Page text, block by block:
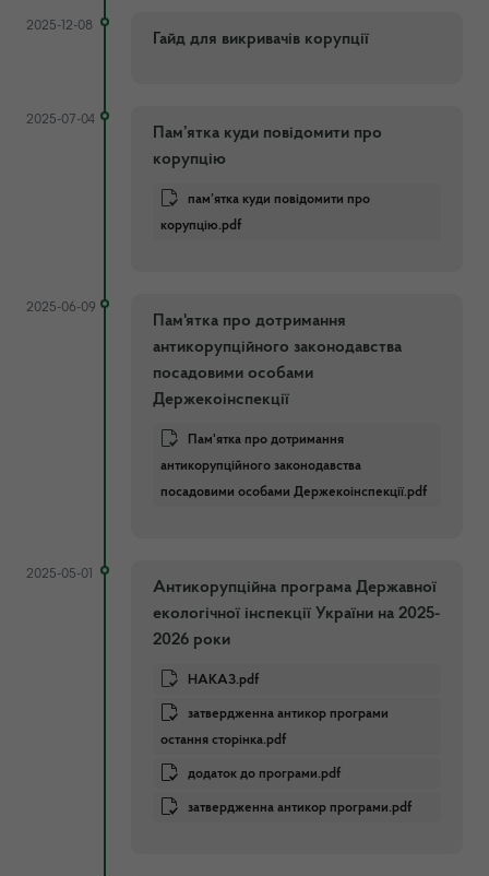
2025-12-08
Гайд для викривачів корупції
2025-07-04
Пам’ятка куди повідомити про
корупцію
пам’ятка куди повідомити про
корупцію.pdf
2025-06-09
Пам'ятка про дотримання
антикорупційного законодавства
посадовими особами
Держекоінспекції
Пам'ятка про дотримання
антикорупційного законодавства
посадовими особами Держекоінспекції.pdf
2025-05-01
Антикорупційна програма Державної
екологічної інспекції України на 2025-
2026 роки
НАКАЗ.pdf
затвердженна антикор програми
остання сторінка.pdf
додаток до програми.pdf
затвердженна антикор програми.pdf